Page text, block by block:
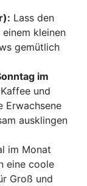
Lass den
kleinen
gemütlich
im
und
Erwachsene
ausklingen
im Monat
eine coole
Groß und